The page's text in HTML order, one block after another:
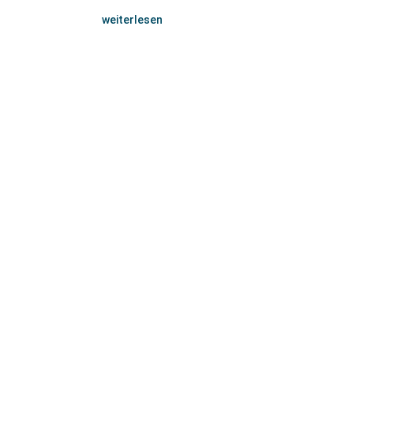
weiterlesen